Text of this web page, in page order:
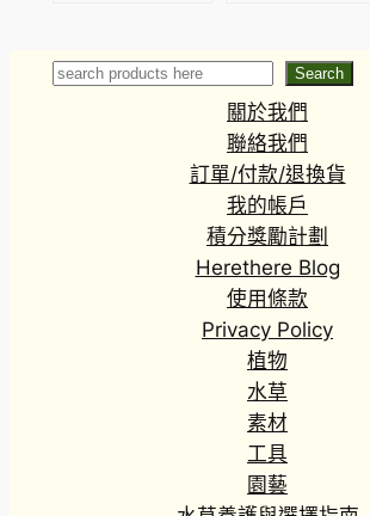
Search Search
關於我們
聯絡我們
訂單/付款/退換貨
我的帳戶
積分獎勵計劃
Herethere Blog
使用條款
Privacy Policy
植物
水草
素材
工具
園藝